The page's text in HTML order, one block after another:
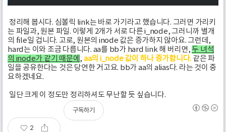
정리해 봅시다. 심볼릭 link는 바로 가기라고 했습니다. 그러면 가리키
는 파일과, 원본 파일. 이렇게 2개가 서로 다른 i_node, 그러니까 별개
의 file일 겁니다. 고로, 원본의 inode 값은 증가하지 않아요. 그런데,
hard는 이와 조금 다릅니다. aa를 bb가 hard link 해 버리면,두 녀석
의 inode가 같기 때문에 , aa의 i_node 값이 하나 증가합니다. 같은 파
일을 공유한다는 것은 당연한 거고요. bb가 aa의 alias다. 라는 것이 중
요하겠네요.
일단 크게 이 정도만 정리하셔도 무난할 듯 싶습니다.
2
구독하기